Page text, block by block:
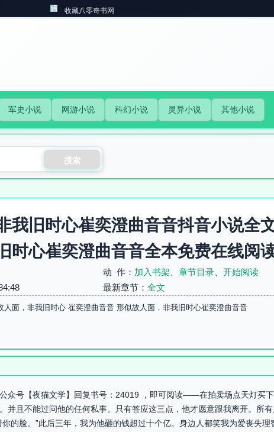
收藏八零奇书网
军史小说 网游小说 科幻小说 灵异小说 其他小说
搜索
我旧时心崔奕澄曲音音抖音小说全
时心崔奕澄曲音音全本免费在线阅
动 作： 加入书架 章节目录
开始阅读
最新章节： 全文
人面，非我旧时心 崔奕澄曲音音 形似故人面，非我旧时心崔奕澄曲音音
众号【夜猫文学】回复书号：24019 ，即可阅读——在拍卖场点天灯买
并且不能过问他的任何私事。只有答应这三点，他才愿意跟我离开。所
的脸。”此后三年，我为他砸的钱超过十个亿。身边人都笑我为爱丧失理